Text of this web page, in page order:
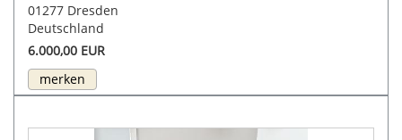
01277 Dresden
Deutschland
6.000,00 EUR
merken